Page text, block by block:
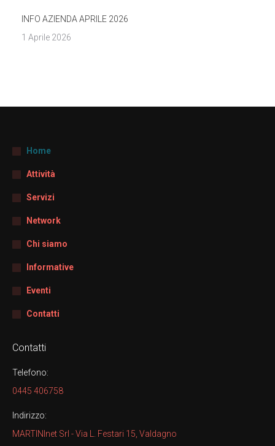
INFO AZIENDA APRILE 2026
1 Aprile 2026
Home
Attività
Servizi
Network
Chi siamo
Informative
Eventi
Contatti
Contatti
Telefono:
0445 406758
Indirizzo:
MARTINInet Srl - Via L. Festari 15, Valdagno